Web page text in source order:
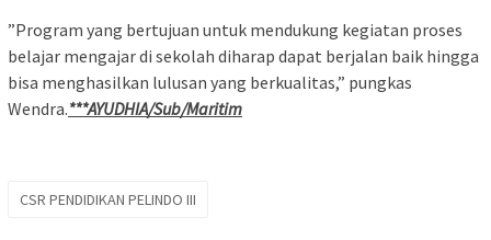
”Program yang bertujuan untuk mendukung kegiatan proses
belajar mengajar di sekolah diharap dapat berjalan baik hingga
bisa menghasilkan lulusan yang berkualitas,” pungkas
Wendra.***AYUDHIA/Sub/Maritim
CSR PENDIDIKAN PELINDO III